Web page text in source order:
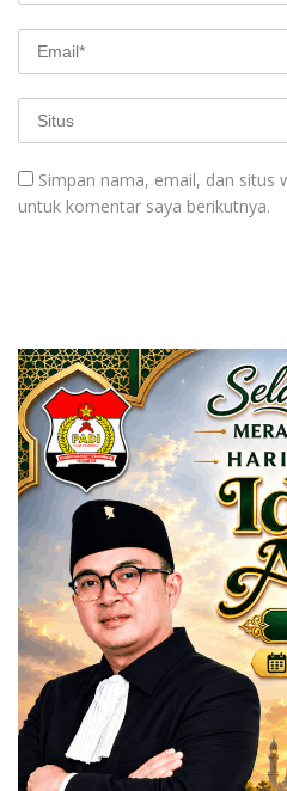
Simpan nama, email, dan situs
untuk komentar saya berikutnya.